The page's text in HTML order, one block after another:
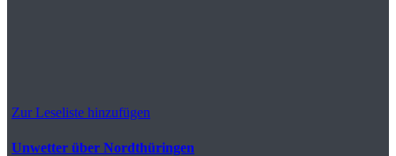
Zur Leseliste hinzufügen
Unwetter über Nordthüringen